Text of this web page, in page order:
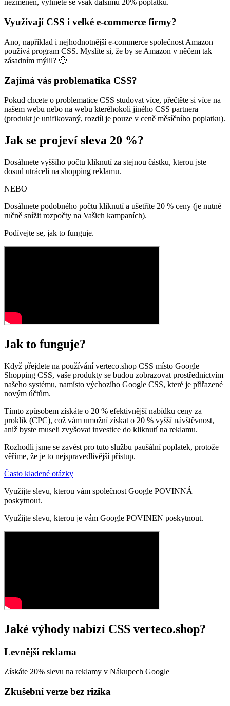
nezměněn, vyhnete se však dalšímu 20% poplatku.
Využívají CSS i velké e-commerce firmy?
Ano, například i nejhodnotnější e-commerce společnost Amazon
používá program CSS. Myslíte si, že by se Amazon v něčem tak
zásadním mýlil? 🙂
Zajímá vás problematika CSS?
Pokud chcete o problematice CSS studovat více, přečtěte si více na
našem webu nebo na webu kteréhokoli jiného CSS partnera
(produkt je unifikovaný, rozdíl je pouze v ceně měsíčního poplatku).
Jak se projeví sleva 20 %?
Dosáhnete vyššího počtu kliknutí za stejnou částku, kterou jste
dosud utráceli na shopping reklamu.
NEBO
Dosáhnete podobného počtu kliknutí a ušetříte 20 % ceny (je nutné
ručně snížit rozpočty na Vašich kampaních).
Podívejte se, jak to funguje.
Jak to funguje?
Když přejdete na používání verteco.shop CSS místo Google
Shopping CSS, vaše produkty se budou zobrazovat prostřednictvím
našeho systému, namísto výchozího Google CSS, které je přiřazené
novým účtům.
Tímto způsobem získáte o 20 % efektivnější nabídku ceny za
proklik (CPC), což vám umožní získat o 20 % vyšší návštěvnost,
aniž byste museli zvyšovat investice do kliknutí na reklamu.
Rozhodli jsme se zavést pro tuto službu paušální poplatek, protože
věříme, že je to nejspravedlivější přístup.
Často kladené otázky
Využijte slevu, kterou vám společnost Google POVINNÁ
poskytnout.
Využijte slevu, kterou je vám Google POVINEN poskytnout.
Jaké výhody nabízí CSS verteco.shop?
Levnější reklama
Získáte 20% slevu na reklamy v Nákupech Google
Zkušební verze bez rizika